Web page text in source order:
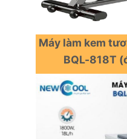
Máy làm kem
BQL-818T